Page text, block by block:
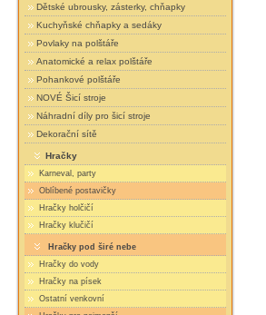
Dětské ubrousky, zásterky, chňapky
Kuchyňské chňapky a sedáky
Povlaky na polštáře
Anatomické a relax polštáře
Pohankové polštáře
NOVÉ Šicí stroje
Náhradní díly pro šicí stroje
Dekorační sítě
Hračky
Karneval, party
Oblíbené postavičky
Hračky holčičí
Hračky klučičí
Hračky pod širé nebe
Hračky do vody
Hračky na písek
Ostatní venkovní